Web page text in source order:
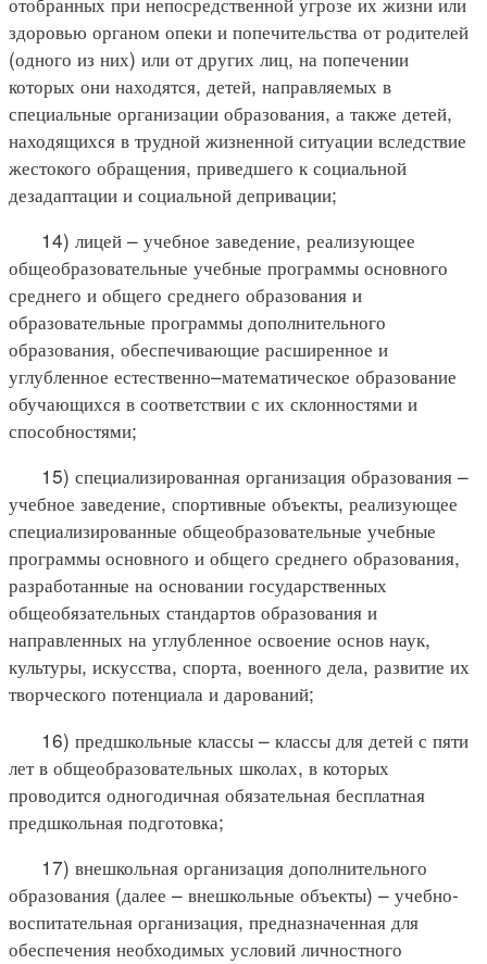
здоровью органом опеки и попечительства от родителей
(одного из них) или от других лиц, на попечении
которых они находятся, детей, направляемых в
специальные организации образования, а также детей,
находящихся в трудной жизненной ситуации вследствие
жестокого обращения, приведшего к социальной
дезадаптации и социальной депривации;
14) лицей – учебное заведение, реализующее
общеобразовательные учебные программы основного
среднего и общего среднего образования и
образовательные программы дополнительного
образования, обеспечивающие расширенное и
углубленное естественно–математическое образование
обучающихся в соответствии с их склонностями и
способностями;
15) специализированная организация образования –
учебное заведение, спортивные объекты, реализующее
специализированные общеобразовательные учебные
программы основного и общего среднего образования,
разработанные на основании государственных
общеобязательных стандартов образования и
направленных на углубленное освоение основ наук,
культуры, искусства, спорта, военного дела, развитие их
творческого потенциала и дарований;
16) предшкольные классы – классы для детей с пяти
лет в общеобразовательных школах, в которых
проводится одногодичная обязательная бесплатная
предшкольная подготовка;
17) внешкольная организация дополнительного
образования (далее – внешкольные объекты) – учебно-
воспитательная организация, предназначенная для
обеспечения необходимых условий личностного